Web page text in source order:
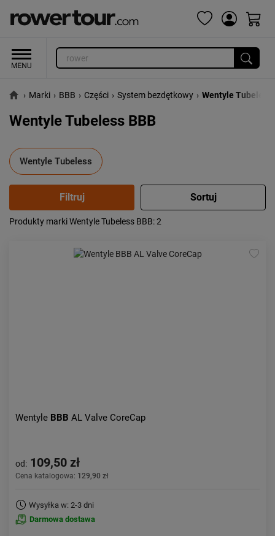
› Marki › BBB › Części › System bezdętkowy › Wentyle Tubeless
Wentyle Tubeless BBB
Wentyle Tubeless
Popularność:
od najwyższej
Produkty marki Wentyle Tubeless BBB: 2
Wentyle BBB AL Valve CoreCap
od: 109,50 zł
Cena katalogowa: 129,90 zł
Wysyłka w: 2-3 dni
Darmowa dostawa